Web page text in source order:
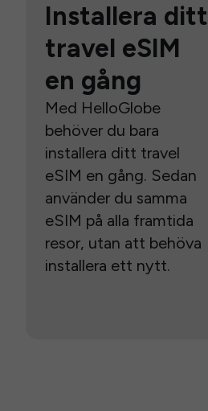
Installera ditt
travel eSIM
en gång
Med HelloGlobe
behöver du bara
installera ditt travel
eSIM en gång. Sedan
använder du samma
eSIM på alla framtida
resor, utan att behöva
installera ett nytt.